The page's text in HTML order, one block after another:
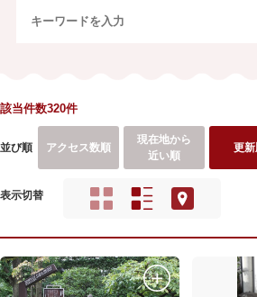
該当件数320件
並び順 アクセス数順
現在地から
近い順
更新
表示切替